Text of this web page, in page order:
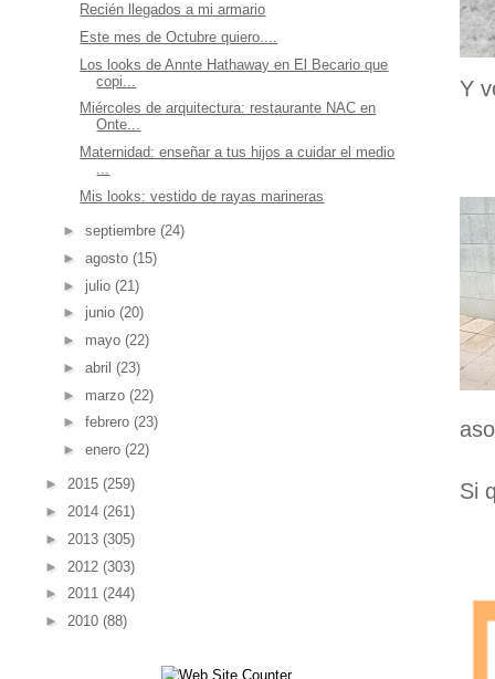
Y
Si
Recién llegados a mi armario
Este mes de Octubre quiero....
Los looks de Annte Hathaway en El Becario que
copi...
Miércoles de arquitectura: restaurante NAC en
Onte...
Maternidad: enseñar a tus hijos a cuidar el medio
...
Mis looks: vestido de rayas marineras
► septiembre (24)
► agosto (15)
► julio (21)
► junio (20)
► mayo (22)
► abril (23)
► marzo (22)
► febrero (23)
► enero (22)
► 2015 (259)
► 2014 (261)
► 2013 (305)
► 2012 (303)
► 2011 (244)
► 2010 (88)